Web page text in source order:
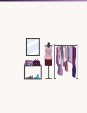
Перейти